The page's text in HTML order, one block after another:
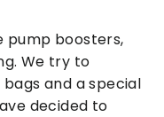
pump boosters,
We try to
and a special
decided to